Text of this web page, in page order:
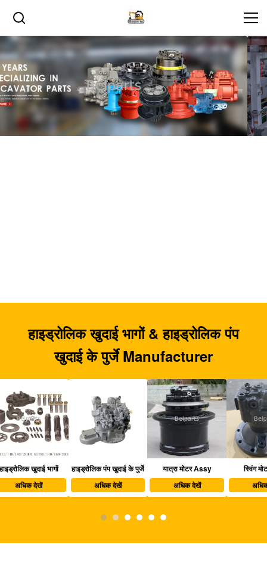
हाइड्रोलिक खुदाई भागों & हाइड्रोलिक पंप
खुदाई के पुर्जे Manufacturer
हाइड्रोलिक पंप खुदाई के पुर्जे
अधिक देखें
यात्रा मोटर Assy
अधिक देखें
स्विंग मोटर अस्सी
अधिक देखें